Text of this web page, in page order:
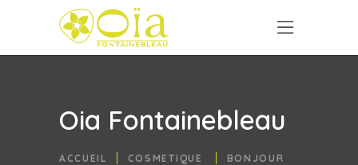
Oia Fontainebleau
ACCUEIL COSMETIQUE
BONJOUR